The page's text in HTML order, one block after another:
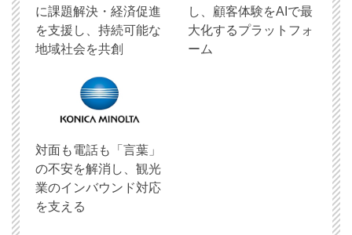
に課題解決・経済促進
を支援し、持続可能な
地域社会を共創
し、顧客体験をAIで最
大化するプラットフォ
ーム
対面も電話も「言葉」
の不安を解消し、観光
業のインバウンド対応
を支える